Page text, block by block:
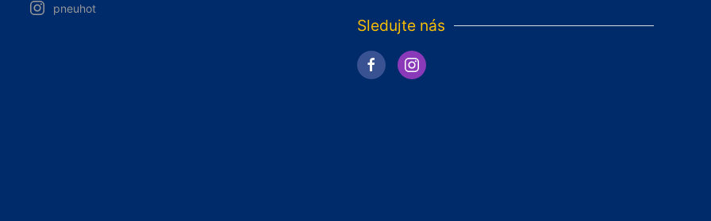
pneuhot
Sledujte nás